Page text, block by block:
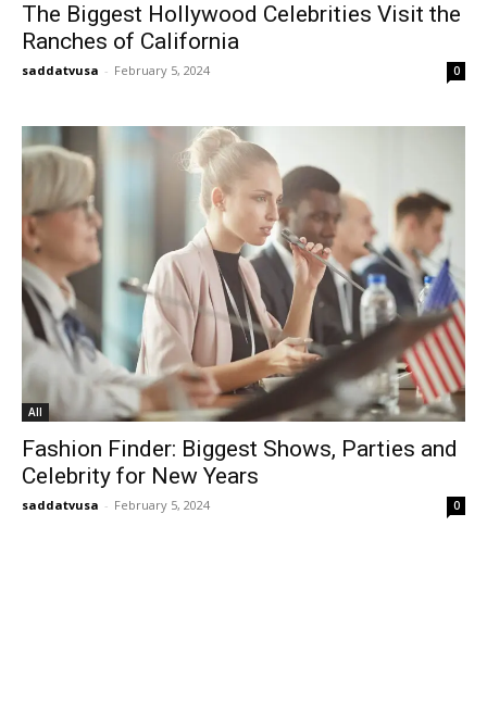
The Biggest Hollywood Celebrities Visit the
Ranches of California
saddatvusa - February 5, 2024 0
All
Fashion Finder: Biggest Shows, Parties and
Celebrity for New Years
saddatvusa - February 5, 2024 0